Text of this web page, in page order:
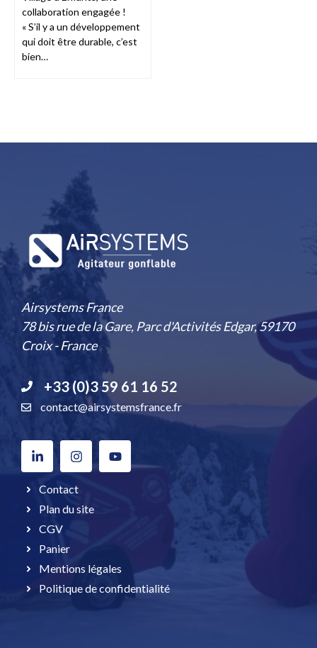
collaboration engagée !
« S’il y a un développement
qui doit être durable, c’est
bien…
Airsystems France
78 bis rue de la Gare, Parc d'Activités Edgar, 59170
Croix - France
+33 (0)3 59 61 16 52
contact@airsystemsfrance.fr
Contact
Plan du site
CGV
Panier
Mentions légales
Politique de confidentialité